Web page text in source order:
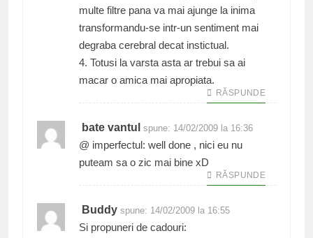
multe filtre pana va mai ajunge la inima
transformandu-se intr-un sentiment mai
degraba cerebral decat instictual.
4. Totusi la varsta asta ar trebui sa ai
macar o amica mai apropiata.
RĂSPUNDE
bate vantul spune: 14/02/2009 la 16:36
@ imperfectul: well done , nici eu nu
puteam sa o zic mai bine xD
RĂSPUNDE
Buddy spune: 14/02/2009 la 16:55
Si propuneri de cadouri: